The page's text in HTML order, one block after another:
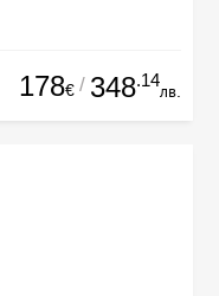
178€ / 348.14
лв.